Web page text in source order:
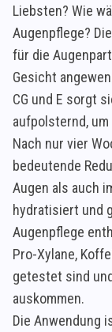
Liebsten? Wie
Augenpflege?
für die
Gesicht
CG und E sorgt
aufpolsternd,
Nach nur vier
bedeutende
Augen als auch
hydratisiert und
Augenpflege
Pro-Xylane,
getestet sind
auskommen.
Die Anwendung